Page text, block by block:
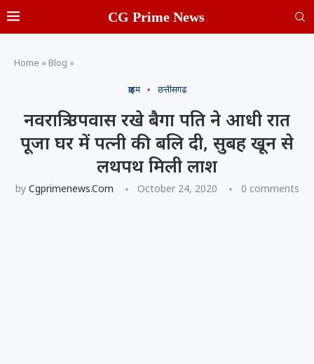
CG Prime News
Home » Blog »
क्राइम छत्तीसगढ़
नवरात्रि उपवास रखे बैगा पति ने आधी रात
पूजा घर में पत्नी की बलि दी, सुबह खून से
लथपथ मिली लाश
by Cgprimenews.com October 24, 2020 0 comments